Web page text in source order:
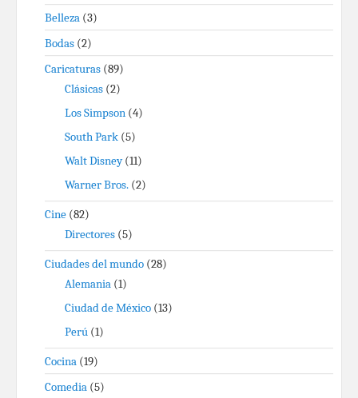
Belleza (3)
Bodas (2)
Caricaturas (89)
Clásicas (2)
Los Simpson (4)
South Park (5)
Walt Disney(11)
Warner Bros. (2)
Cine (82)
Directores (5)
Ciudades del mundo (28)
Alemania (1)
Ciudad de México (13)
Perú (1)
Cocina (19)
Comedia (5)